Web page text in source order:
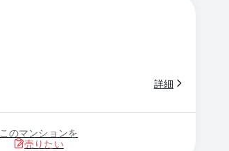
詳細
このマンションを
売りたい